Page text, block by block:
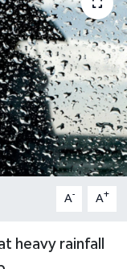
A- A+
heavy rainfall